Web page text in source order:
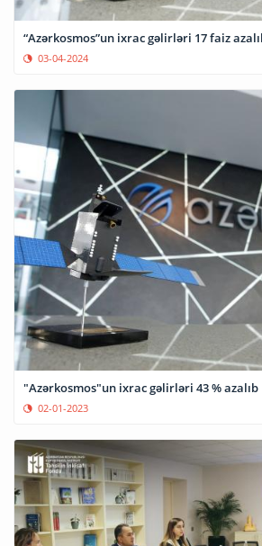
“Azərkosmos”un ixrac gəlirləri 17 faiz
03-04-2024
"Azərkosmos"un ixrac gəlirləri 43 % azalıb
02-01-2023